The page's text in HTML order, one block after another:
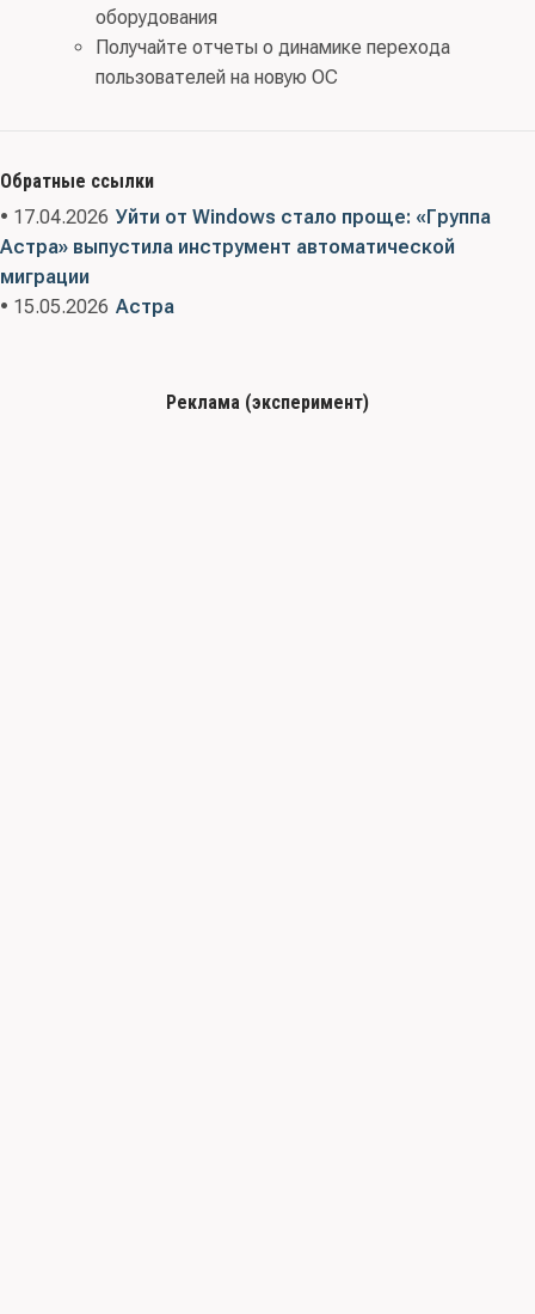
оборудования
Получайте отчеты о динамике перехода
пользователей на новую ОС
Обратные ссылки
• 17.04.2026 Уйти от Windows стало проще: «Группа
Астра» выпустила инструмент автоматической
миграции
• 15.05.2026 Астра
Реклама (эксперимент)